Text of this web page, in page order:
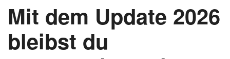
Mit dem Update 2026
bleibst du